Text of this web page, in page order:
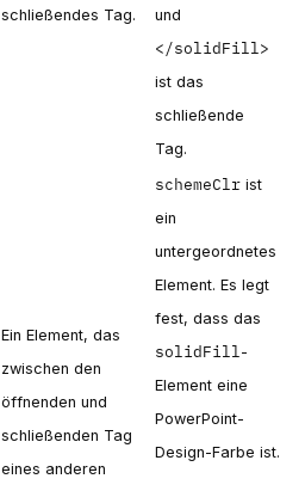
schließendes Tag.
und
</solidFill>
ist das
schließende
Tag.
Ein Element, das
zwischen den
öffnenden und
schließenden Tag
eines anderen
schemeClr ist
ein
untergeordnetes
Element. Es legt
fest, dass das
solidFill-
Element eine
PowerPoint-
Design-Farbe ist.